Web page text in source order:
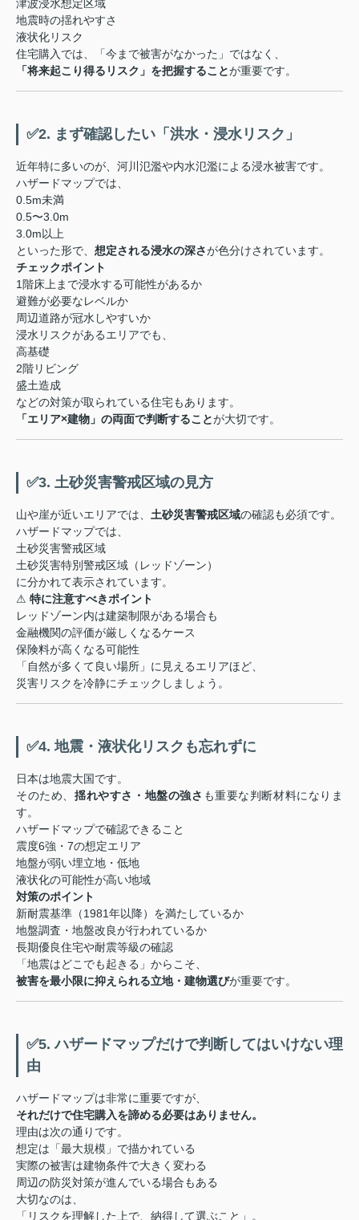
津波浸水想定区域
地震時の揺れやすさ
液状化リスク
住宅購入では、「今まで被害がなかった」ではなく、
「将来起こり得るリスク」を把握することが重要です。
✅2. まず確認したい「洪水・浸水リスク」
近年特に多いのが、河川氾濫や内水氾濫による浸水被害です。
ハザードマップでは、
0.5m未満
0.5〜3.0m
3.0m以上
といった形で、 想定される浸水の深さが色分けされています。
チェックポイント
1階床上まで浸水する可能性があるか
避難が必要なレベルか
周辺道路が冠水しやすいか
浸水リスクがあるエリアでも、
高基礎
2階リビング
盛土造成
などの対策が取られている住宅もあります。
「エリア×建物」の両面で判断することが大切です。
✅3. 土砂災害警戒区域の見方
山や崖が近いエリアでは、 土砂災害警戒区域の確認も必須です。
ハザードマップでは、
土砂災害警戒区域
土砂災害特別警戒区域（レッドゾーン）
に分かれて表示されています。
⚠ 特に注意すべきポイント
レッドゾーン内は建築制限がある場合も
金融機関の評価が厳しくなるケース
保険料が高くなる可能性
「自然が多くて良い場所」に見えるエリアほど、
災害リスクを冷静にチェックしましょう。
✅4. 地震・液状化リスクも忘れずに
日本は地震大国です。
そのため、 揺れやすさ・地盤の強さ も重要な判断材料になりま
す。
ハザードマップで確認できること
震度6強・7の想定エリア
地盤が弱い埋立地・低地
液状化の可能性が高い地域
対策のポイント
新耐震基準（1981年以降）を満たしているか
地盤調査・地盤改良が行われているか
長期優良住宅や耐震等級の確認
「地震はどこでも起きる」からこそ、
被害を最小限に抑えられる立地・建物選びが重要です。
✅5. ハザードマップだけで判断してはいけない理
由
ハザードマップは非常に重要ですが、
それだけで住宅購入を諦める必要はありません。
理由は次の通りです。
想定は「最大規模」で描かれている
実際の被害は建物条件で大きく変わる
周辺の防災対策が進んでいる場合もある
大切なのは、
「リスクを理解した上で、納得して選ぶこと」。